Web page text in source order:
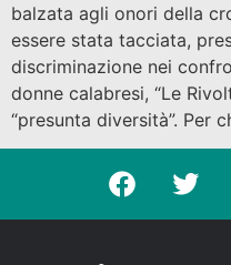
balzata agli onori della
essere stata tacciata,
discriminazione nei
donne calabresi, “Le
“presunta diversità”. Per